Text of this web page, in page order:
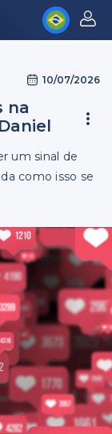
10/07/2026
na
um sinal de
como isso se